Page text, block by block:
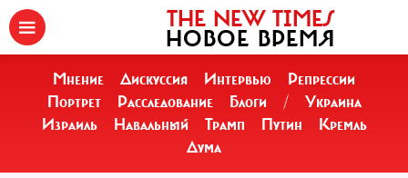
THE NEW TIMES
НОВОЕ ВРЕМЯ
Мнение Дискуссия Интервью
Репрессии
Портрет
Расследование Блоги /
Украина
Израиль
Навальный Трамп Путин
Кремль
Дума